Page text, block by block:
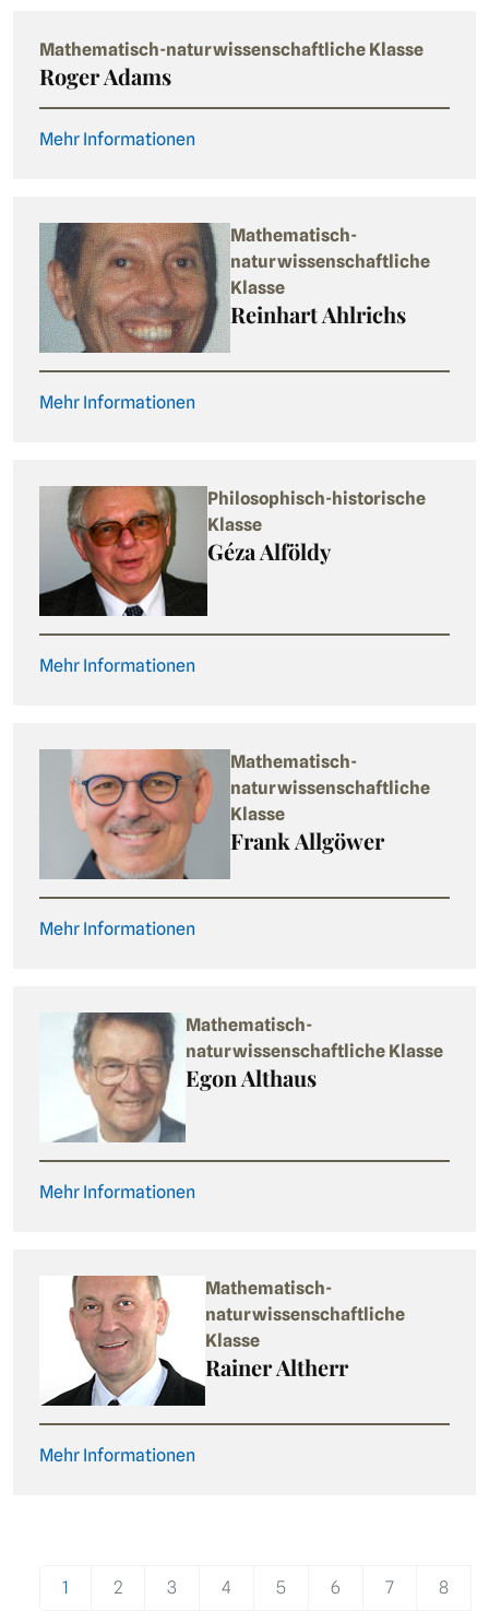
Mathematisch-naturwissenschaftliche Klasse
Roger Adams
Mehr Informationen
Mathematisch-
naturwissenschaftliche
Klasse
Reinhart Ahlrichs
Mehr Informationen
Philosophisch-historische
Klasse
Géza Alföldy
Mehr Informationen
Mathematisch-
naturwissenschaftliche
Klasse
Frank Allgöwer
Mehr Informationen
Mathematisch-
naturwissenschaftliche Klasse
Egon Althaus
Mehr Informationen
Mathematisch-
naturwissenschaftliche
Klasse
Rainer Altherr
Mehr Informationen
1 2 3 4 5 6 7 8